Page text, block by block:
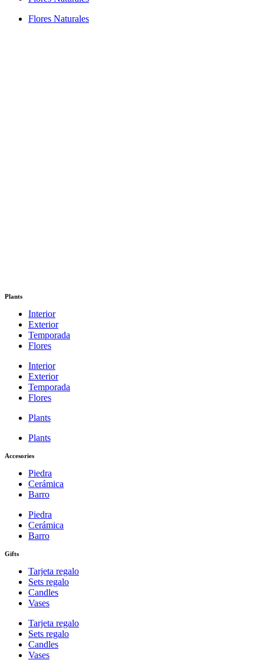
Flores Naturales
Plants
Interior
Exterior
Temporada
Flores
Interior
Exterior
Temporada
Flores
Plants
Plants
Accesories
Piedra
Cerámica
Barro
Piedra
Cerámica
Barro
Gifts
Tarjeta regalo
Sets regalo
Candles
Vases
Tarjeta regalo
Sets regalo
Candles
Vases